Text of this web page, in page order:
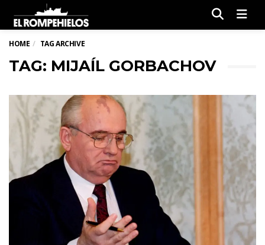
HOME TAG ARCHIVE
TAG: MIJAÍL GORBACHOV